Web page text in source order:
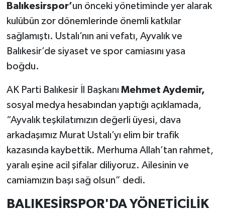
Balıkesirspor’un önceki yönetiminde yer alarak
kulübün zor dönemlerinde önemli katkılar
sağlamıştı. Ustalı’nın ani vefatı, Ayvalık ve
Balıkesir’de siyaset ve spor camiasını yasa
boğdu.
AK Parti Balıkesir İl Başkanı Mehmet Aydemir,
sosyal medya hesabından yaptığı açıklamada,
“Ayvalık teşkilatımızın değerli üyesi, dava
arkadaşımız Murat Ustalı’yı elim bir trafik
kazasında kaybettik. Merhuma Allah’tan rahmet,
yaralı eşine acil şifalar diliyoruz. Ailesinin ve
camiamızın başı sağ olsun” dedi.
BALIKESİRSPOR'DA YÖNETİCİLİK